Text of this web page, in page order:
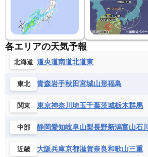
各エリアの天気予報
北海道 道央道南道北道東
東北 青森岩手秋田宮城山形福島
関東 東京神奈川 埼玉千葉茨城栃木群馬
中部 静岡愛知岐阜山梨長野新潟富山石川
近畿 大阪兵庫京都滋賀奈良和歌山三重